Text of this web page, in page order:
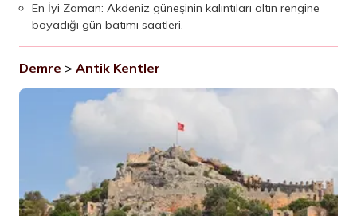
En İyi Zaman: Akdeniz güneşinin kalıntıları altın rengine
boyadığı gün batımı saatleri.
Demre > Antik Kentler